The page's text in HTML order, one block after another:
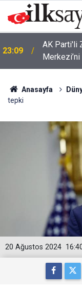
23:09
AK Parti'li
Merkezi’ni
Anasayfa
tepki
20 Ağustos 2024